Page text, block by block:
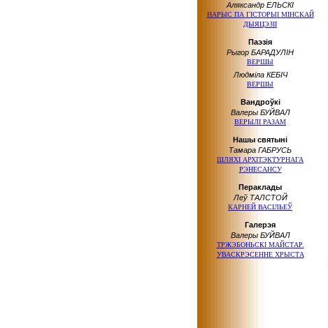
Аляксандр ЕЛЬСКІ
НАРЫС ПА ГІСТОРЫІ МІНСКАЙ
ДЫЯЦЭЗІІ
Паэзія
Рыгор БАРАДУЛІН
ВЕРШЫ
Людміла КЕБІЧ
ВЕРШЫ
Вандроўкі
Валеры БУЙВАЛ
ВЕРЫЛІ РАЗАМ
Нашы святыні
Тамара ГАБРУСЬ
ШЛЯХІ АРХІТЭКТУРНАГА
РЭНЕСАНСУ
Пераклады
Леў ТАЛСТОЙ
КАРНЕЙ ВАСІЛЬЕЎ
Галерэя
Валеры БУЙВАЛ
ТРЖЭБОНЬСКІ МАЙСТАР.
УВАСКРЭСЕННЕ ХРЫСТА